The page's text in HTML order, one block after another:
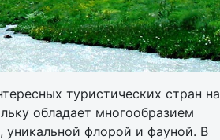
туристических стран на
обладает многообразием
флорой и фауной. В